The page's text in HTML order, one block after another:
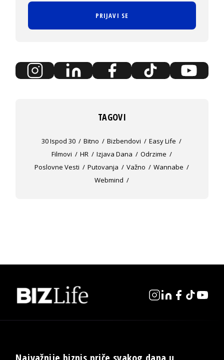
PRIJAVI SE
TAGOVI
30 Ispod 30 Bitno Bizbendovi
Easy Life
Filmovi
HR Izjava Dana
Odrzime
Poslovne Vesti
Putovanja Važno
Wannabe
Webmind